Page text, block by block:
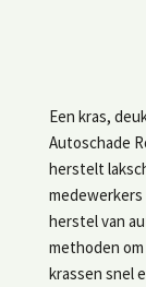
Een kras,
Autoschade
herstelt
medewerkers
herstel van
methoden
krassen snel